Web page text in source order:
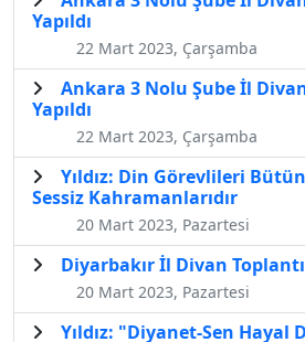
Yapıldı
22 Mart 2023, Çarşamba
Ankara 3 Nolu Şube İl
Yapıldı
22 Mart 2023, Çarşamba
Yıldız: Din Görevlileri
Sessiz Kahramanlarıdır
20 Mart 2023, Pazartesi
Diyarbakır İl Divan
20 Mart 2023, Pazartesi
Yıldız: "Diyanet-Sen Hayal